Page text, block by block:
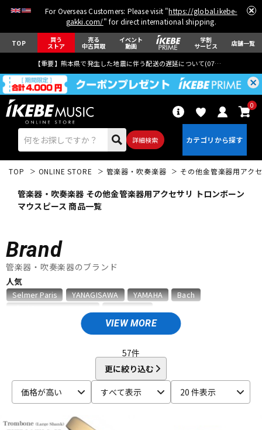
For Overseas Customers: Please visit "https://global.ikebe-
gakki.com/" for direct international shipping.
TOP 買う
ストア
売る
中古買取
イベント
動画
学割
サービス 店舗一覧
【重要】熊本県で発生した地震に伴う配送の遅延について(07月29日
詳細検索
0
パーカッション
管楽器 その他楽器
TOP ONLINE STORE 管楽器・吹奏楽器 その他金管楽器用アク
管楽器・吹奏楽器 その他金管楽器用アクセサリ トロンボーン
マウスピース 商品一覧
Brand
管楽器・吹奏楽器のブランド
VIEW MORE
人気
Selmer Paris YANAGISAWA YAMAHA
Bach
AKAI Al Cass
Alexander Karavaev
Anfree
aS
B
B.AIR B.Tilz Bach BAGS BAM
Beaumont
BG
BIRD STRAP
57件
更に絞り込む
価格が高い
すべて表示 20 件表示